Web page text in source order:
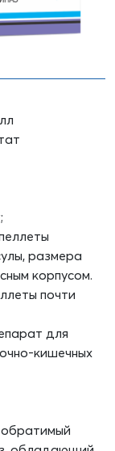
размера
корпусом.
почти
для
кишечных